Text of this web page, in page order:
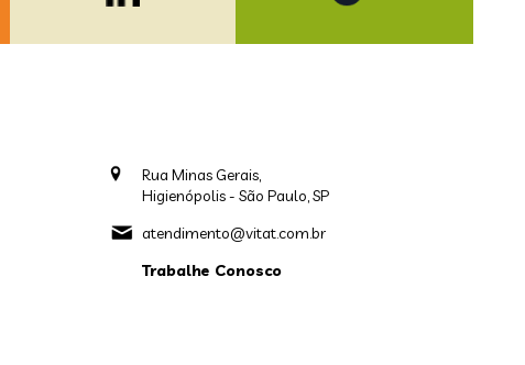
Rua Minas Gerais,
Higienópolis - São Paulo, SP
atendimento@vitat.com.br
Trabalhe Conosco